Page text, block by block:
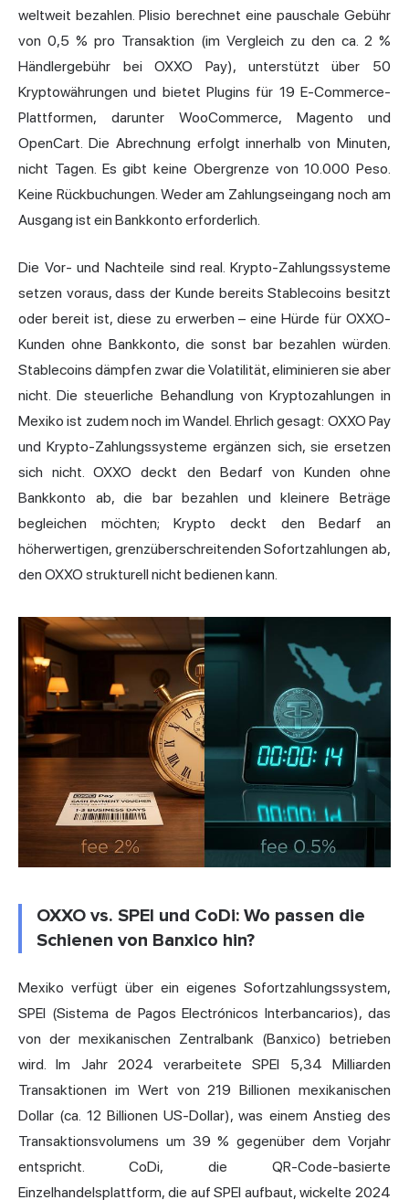
weltweit bezahlen. Plisio berechnet eine pauschale Gebühr
von 0,5 % pro Transaktion (im Vergleich zu den ca. 2 %
Händlergebühr bei OXXO Pay), unterstützt über 50
Kryptowährungen und bietet Plugins für 19 E-Commerce-
Plattformen, darunter WooCommerce, Magento und
OpenCart. Die Abrechnung erfolgt innerhalb von Minuten,
nicht Tagen. Es gibt keine Obergrenze von 10.000 Peso.
Keine Rückbuchungen. Weder am Zahlungseingang noch am
Ausgang ist ein Bankkonto erforderlich.
Die Vor- und Nachteile sind real. Krypto-Zahlungssysteme
setzen voraus, dass der Kunde bereits Stablecoins besitzt
oder bereit ist, diese zu erwerben – eine Hürde für OXXO-
Kunden ohne Bankkonto, die sonst bar bezahlen würden.
Stablecoins dämpfen zwar die Volatilität, eliminieren sie aber
nicht. Die steuerliche Behandlung von Kryptozahlungen in
Mexiko ist zudem noch im Wandel. Ehrlich gesagt: OXXO Pay
und Krypto-Zahlungssysteme ergänzen sich, sie ersetzen
sich nicht. OXXO deckt den Bedarf von Kunden ohne
Bankkonto ab, die bar bezahlen und kleinere Beträge
begleichen möchten; Krypto deckt den Bedarf an
höherwertigen, grenzüberschreitenden Sofortzahlungen ab,
den OXXO strukturell nicht bedienen kann.
OXXO vs. SPEI und CoDi: Wo passen die
Schienen von Banxico hin?
Mexiko verfügt über ein eigenes Sofortzahlungssystem,
SPEI (Sistema de Pagos Electrónicos Interbancarios), das
von der mexikanischen Zentralbank (Banxico) betrieben
wird. Im Jahr 2024 verarbeitete SPEI 5,34 Milliarden
Transaktionen im Wert von 219 Billionen mexikanischen
Dollar (ca. 12 Billionen US-Dollar), was einem Anstieg des
Transaktionsvolumens um 39 % gegenüber dem Vorjahr
entspricht. CoDi, die QR-Code-basierte
Einzelhandelsplattform, die auf SPEI aufbaut, wickelte 2024